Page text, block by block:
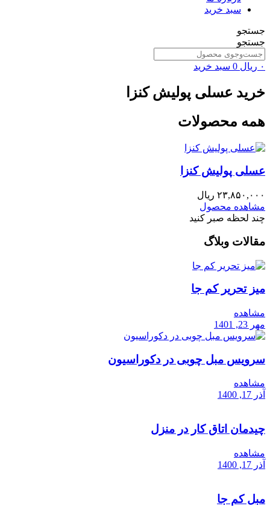
سبد خرید
جستجو
جستجو
۰ ریال 0 سبد خرید
خرید عسلی پولیش کنزا
همه محصولات
عسلی پولیش کنزا
۲۳,۸۵۰,۰۰۰ ریال
مشاهده محصول
چند لحظه صبر کنید
مقالات وبلاگ
میز تحریر کم جا
مشاهده
مهر 23, 1401
سرویس مبل چوبی در دکوراسیون
مشاهده
آذر 17, 1400
چیدمان اتاق کار در منزل
مشاهده
آذر 17, 1400
مبل کم جا